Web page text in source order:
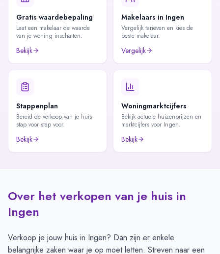
Gratis waardebepaling
Laat een makelaar de waarde
van je woning inschatten.
Bekijk
Makelaars in Ingen
Vergelijk tarieven en kies de
beste makelaar.
Vergelijk
Stappenplan
Bereid de verkoop van je huis
stap voor stap voor.
Bekijk
Woningmarktcijfers
Bekijk actuele huizenprijzen en
marktcijfers voor Ingen.
Bekijk
Over het verkopen van je huis in
Ingen
Verkoop je jouw huis in Ingen? Dan zijn er enkele
belangrijke zaken waar je op moet letten. Streven naar een